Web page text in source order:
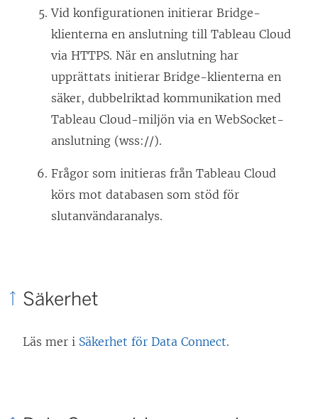
Vid konfigurationen initierar Bridge-
klienterna en anslutning till Tableau Cloud
via HTTPS. När en anslutning har
upprättats initierar Bridge-klienterna en
säker, dubbelriktad kommunikation med
Tableau Cloud-miljön via en WebSocket-
anslutning (wss://).
Frågor som initieras från Tableau Cloud
körs mot databasen som stöd för
slutanvändaranalys.
Säkerhet
Läs mer i Säkerhet för Data Connect.